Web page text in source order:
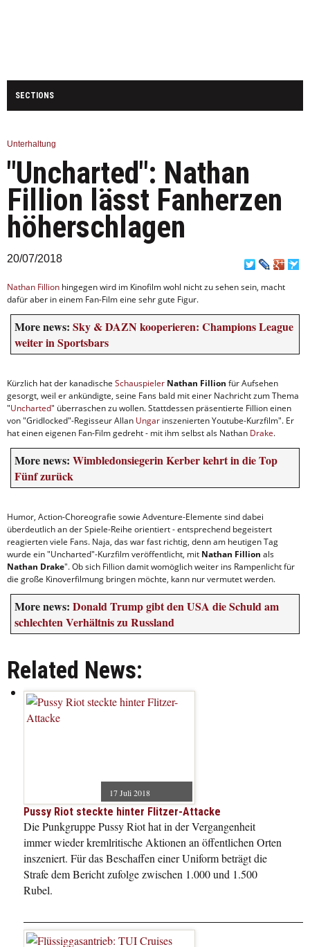
SECTIONS
DEUTSCHLAND
Unterhaltung
"Uncharted": Nathan
Fillion lässt Fanherzen
höherschlagen
20/07/2018
Nathan Fillion hingegen wird im Kinofilm wohl nicht zu sehen sein, macht
dafür aber in einem Fan-Film eine sehr gute Figur.
More news: Sky & DAZN kooperieren: Champions League
weiter in Sportsbars
Kürzlich hat der kanadische Schauspieler Nathan Fillion für Aufsehen
gesorgt, weil er ankündigte, seine Fans bald mit einer Nachricht zum Thema
"Uncharted" überraschen zu wollen. Stattdessen präsentierte Fillion einen
von "Gridlocked"-Regisseur Allan Ungar inszenierten Youtube-Kurzfilm". Er
hat einen eigenen Fan-Film gedreht - mit ihm selbst als Nathan Drake.
More news: Wimbledonsiegerin Kerber kehrt in die Top
Fünf zurück
Humor, Action-Choreografie sowie Adventure-Elemente sind dabei
überdeutlich an der Spiele-Reihe orientiert - entsprechend begeistert
reagierten viele Fans. Naja, das war fast richtig, denn am heutigen Tag
wurde ein "Uncharted"-Kurzfilm veröffentlicht, mit Nathan Fillion als
Nathan Drake". Ob sich Fillion damit womöglich weiter ins Rampenlicht für
die große Kinoverfilmung bringen möchte, kann nur vermutet werden.
More news: Donald Trump gibt den USA die Schuld am
schlechten Verhältnis zu Russland
Related News:
17 Juli 2018
Pussy Riot steckte hinter Flitzer-Attacke
Die Punkgruppe Pussy Riot hat in der Vergangenheit
immer wieder kremlritische Aktionen an öffentlichen Orten
inszeniert. Für das Beschaffen einer Uniform beträgt die
Strafe dem Bericht zufolge zwischen 1.000 und 1.500
Rubel.